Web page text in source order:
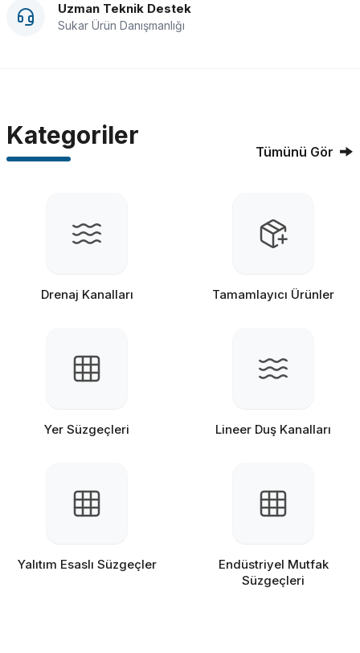
Uzman Teknik Destek
Sukar Ürün Danışmanlığı
Kategoriler
Tümünü Gör
Drenaj Kanalları Tamamlayıcı Ürünler
Yer Süzgeçleri Lineer Duş Kanalları
Yalıtım Esaslı Süzgeçler
Endüstriyel Mutfak
Süzgeçleri